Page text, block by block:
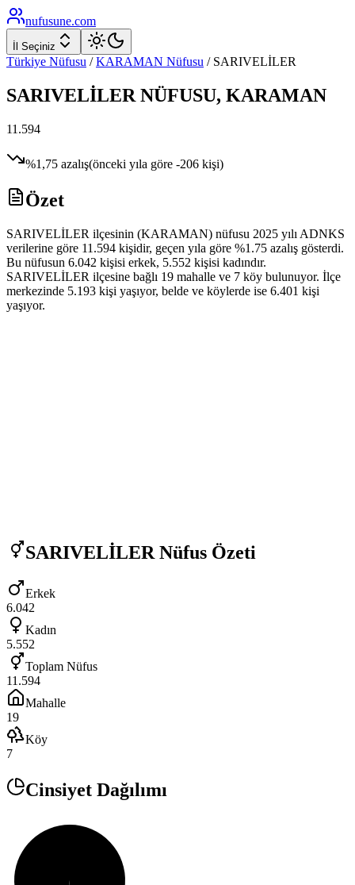
nufusune.com
İl Seçiniz
Türkiye Nüfusu / KARAMAN Nüfusu / SARIVELİLER
SARIVELİLER NÜFUSU, KARAMAN
11.594
%1,75 azalış(önceki yıla göre -206 kişi)
Özet
SARIVELİLER ilçesinin (KARAMAN) nüfusu 2025 yılı ADNKS
verilerine göre 11.594 kişidir, geçen yıla göre %1.75 azalış gösterdi.
Bu nüfusun 6.042 kişisi erkek, 5.552 kişisi kadındır.
SARIVELİLER ilçesine bağlı 19 mahalle ve 7 köy bulunuyor. İlçe
merkezinde 5.193 kişi yaşıyor, belde ve köylerde ise 6.401 kişi
yaşıyor.
SARIVELİLER Nüfus Özeti
Erkek
6.042
Kadın
5.552
Toplam Nüfus
11.594
Mahalle
19
Köy
7
Cinsiyet Dağılımı